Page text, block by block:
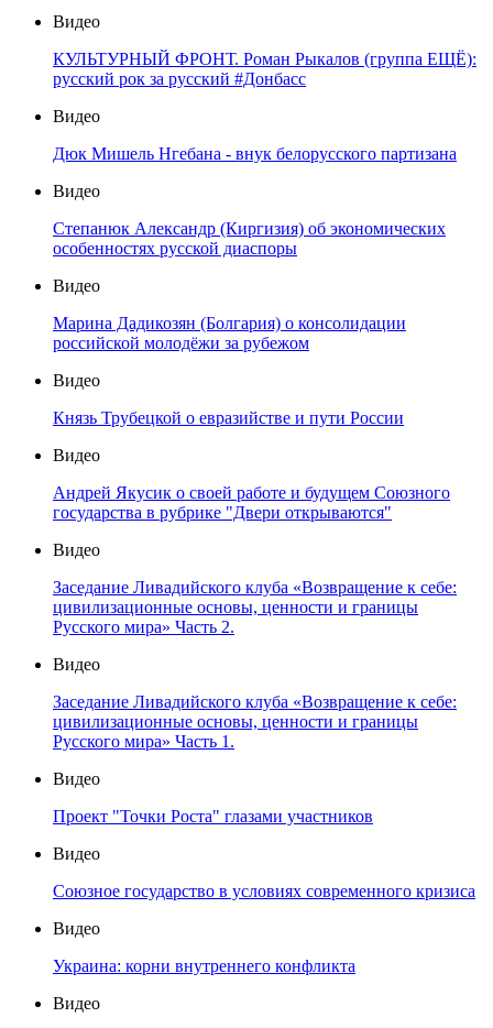
Видео
КУЛЬТУРНЫЙ ФРОНТ. Роман Рыкалов (группа ЕЩЁ):
русский рок за русский #Донбасс
Видео
Дюк Мишель Нгебана - внук белорусского партизана
Видео
Степанюк Александр (Киргизия) об экономических
особенностях русской диаспоры
Видео
Марина Дадикозян (Болгария) о консолидации
российской молодёжи за рубежом
Видео
Князь Трубецкой о евразийстве и пути России
Видео
Андрей Якусик о своей работе и будущем Союзного
государства в рубрике "Двери открываются"
Видео
Заседание Ливадийского клуба «Возвращение к себе:
цивилизационные основы, ценности и границы
Русского мира» Часть 2.
Видео
Заседание Ливадийского клуба «Возвращение к себе:
цивилизационные основы, ценности и границы
Русского мира» Часть 1.
Видео
Проект "Точки Роста" глазами участников
Видео
Союзное государство в условиях современного кризиса
Видео
Украина: корни внутреннего конфликта
Видео